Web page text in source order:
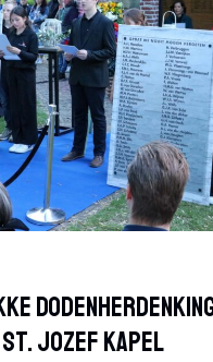
St. Jozef Kapel